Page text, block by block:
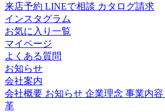
来店予約 LINEで相談 カタログ請求
インスタグラム
お気に入り一覧
マイページ
よくある質問
お知らせ
会社案内
会社概要 お知らせ 企業理念 事業内容
革